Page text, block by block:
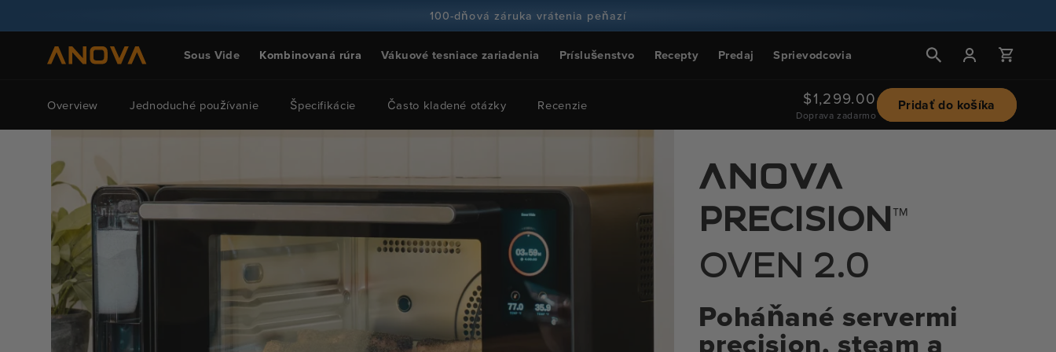
100-dňová záruka vrátenia peňazí
Viac ako 100 miliónov kuchárov a stále viac
Sous Vide Kombinovaná rúra Vákuové tesniace zariadenia Príslušenstvo Recepty Predaj Sprievodcovia
Prihlásiť
Košík
Overview Jednoduché používanie Špecifikácie Často kladené otázky Recenzie
Bežná
cena
$1,299.00
Doprava zadarmo
Pridať do košíka
produkte
PRECISION™
OVEN 2.0
Poháňané servermi